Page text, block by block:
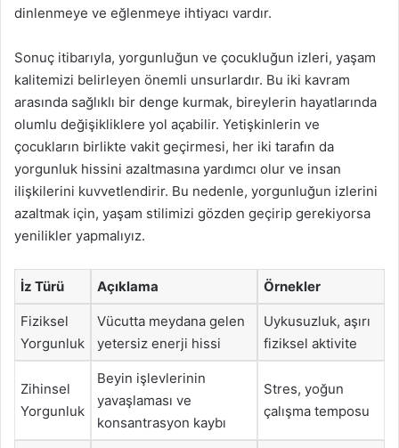
dinlenmeye ve eğlenmeye ihtiyacı vardır.
Sonuç itibarıyla, yorgunluğun ve çocukluğun izleri, yaşam
kalitemizi belirleyen önemli unsurlardır. Bu iki kavram
arasında sağlıklı bir denge kurmak, bireylerin hayatlarında
olumlu değişikliklere yol açabilir. Yetişkinlerin ve
çocukların birlikte vakit geçirmesi, her iki tarafın da
yorgunluk hissini azaltmasına yardımcı olur ve insan
ilişkilerini kuvvetlendirir. Bu nedenle, yorgunluğun izlerini
azaltmak için, yaşam stilimizi gözden geçirip gerekiyorsa
yenilikler yapmalıyız.
İz Türü Açıklama Örnekler
Fiziksel
Yorgunluk
Vücutta meydana gelen
yetersiz enerji hissi
Uykusuzluk, aşırı
fiziksel aktivite
Zihinsel
Yorgunluk
Beyin işlevlerinin
yavaşlaması ve
konsantrasyon kaybı
Stres, yoğun
çalışma temposu